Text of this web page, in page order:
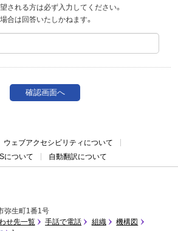
される方は必ず入力してください。
合は回答いたしかねます。
ウェブアクセシビリティについて
について 自動翻訳について
弥生町1番1号
せ先一覧 手話で電話 組織
機構図